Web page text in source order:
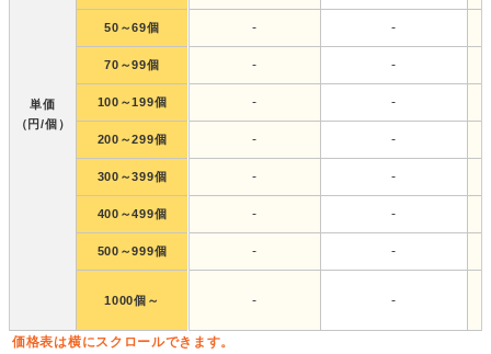
単価
（円/個）
50～69個
70～99個
100～199個
200～299個
300～399個
400～499個
500～999個
1000個～
- -
- -
- -
- -
- -
- -
- -
- -
価格表は横にスクロールできます。